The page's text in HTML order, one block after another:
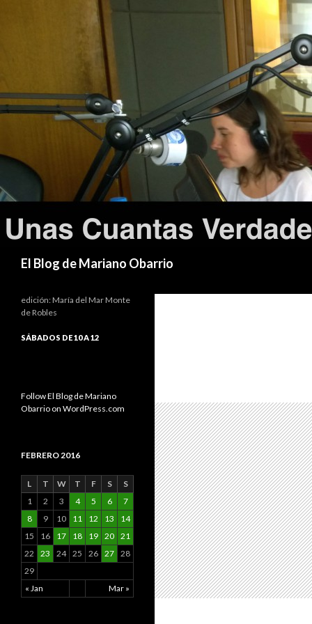
El Blog de Mariano Obarrio
edición: María del Mar Monte
de Robles
SÁBADOS DE 10 A 12
Follow El Blog de Mariano
Obarrio on WordPress.com
FEBRERO 2016
L T W T F S S
« Jan Mar »
1 2 3 4 5 6
7
8
9 10 11 12 13
14
15
16 17 18 19 20 21
22
23 24 25 26 27 28
29